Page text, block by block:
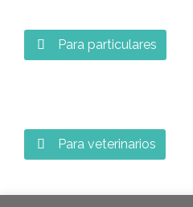
 Para particulares
 Para veterinarios